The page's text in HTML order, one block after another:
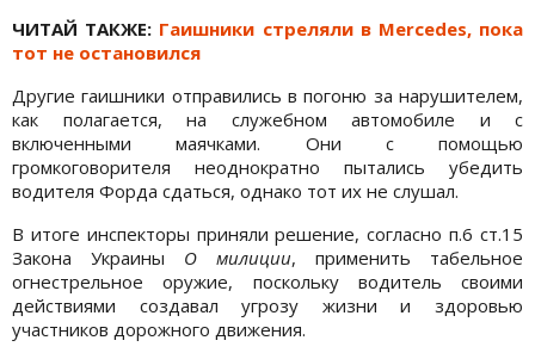
ЧИТАЙ ТАКЖЕ: Гаишники стреляли в Mercedes, пока
тот не остановился
Другие гаишники отправились в погоню за нарушителем,
как полагается, на служебном автомобиле и с
включенными маячками. Они с помощью
громкоговорителя неоднократно пытались убедить
водителя Форда сдаться, однако тот их не слушал.
В итоге инспекторы приняли решение, согласно п.6 ст.15
Закона Украины О милиции, применить табельное
огнестрельное оружие, поскольку водитель своими
действиями создавал угрозу жизни и здоровью
участников дорожного движения.